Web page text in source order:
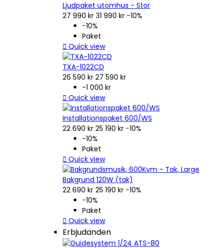
Ljudpaket utomhus - Stor
27 990 kr 31 990 kr −10%
−10%
Paket
 Quick view
TXA-1022CD
26 590 kr 27 590 kr
-1 000 kr
 Quick view
Installationspaket 600/WS
22 690 kr 25 190 kr −10%
−10%
Paket
 Quick view
Bakgrund 120W (tak)
22 690 kr 25 190 kr −10%
−10%
Paket
 Quick view
Erbjudanden